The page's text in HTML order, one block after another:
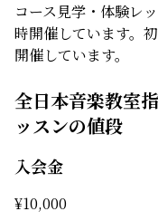
コース見学・体験レ
時開催しています。
開催しています。
全日本音楽教室
ッスンの値段
入会金
¥10,000